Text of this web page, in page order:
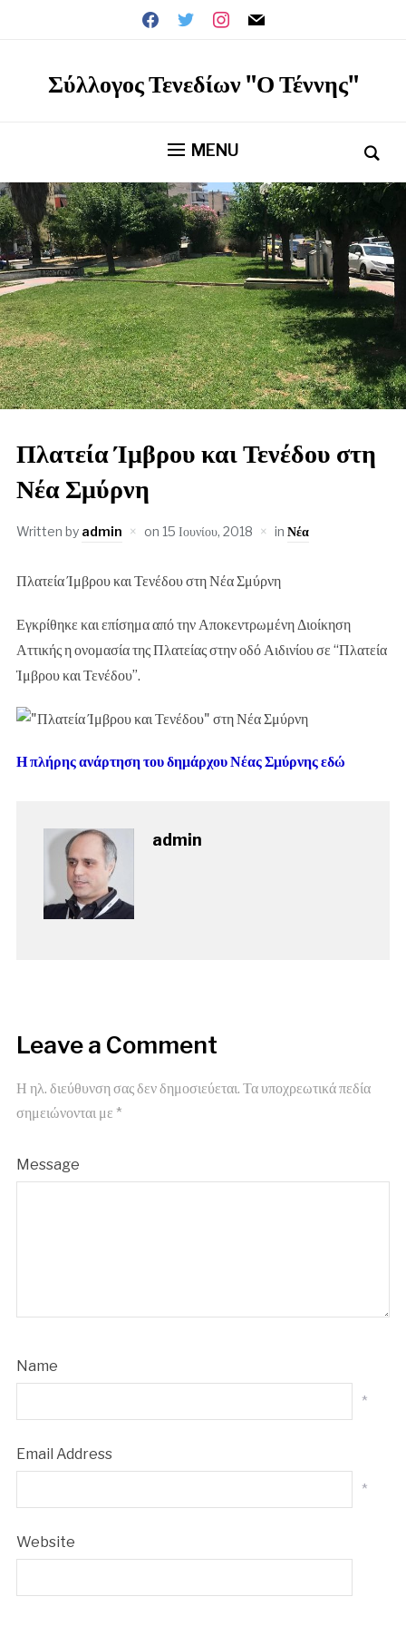
facebooktwitterinstagram
mail
Σύλλογος Τενεδίων "Ο Τέννης"
MENU
Πλατεία Ίμβρου και Τενέδου στη
Νέα Σμύρνη
Written by admin on 15 Ιουνίου, 2018 in Νέα
Πλατεία Ίμβρου και Τενέδου στη Νέα Σμύρνη
Εγκρίθηκε και επίσημα από την Αποκεντρωμένη Διοίκηση
Αττικής η ονομασία της Πλατείας στην οδό Αιδινίου σε “Πλατεία
Ίμβρου και Τενέδου”.
Η πλήρης ανάρτηση του δημάρχου Νέας Σμύρνης εδώ
admin
Leave a Comment
Η ηλ. διεύθυνση σας δεν δημοσιεύεται. Τα υποχρεωτικά πεδία
σημειώνονται με *
Message
Name
*
Email Address
*
Website